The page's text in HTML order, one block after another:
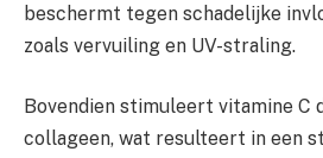
beschermt tegen schadelijke
zoals vervuiling en UV-straling.
Bovendien stimuleert vitamine C
collageen, wat resulteert in een